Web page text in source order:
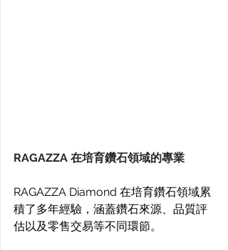
RAGAZZA 在培育鑽石領域的專業
RAGAZZA Diamond 在培育鑽石領域累
積了多年經驗，涵蓋鑽石來源、品質評
估以及零售交易等不同環節。